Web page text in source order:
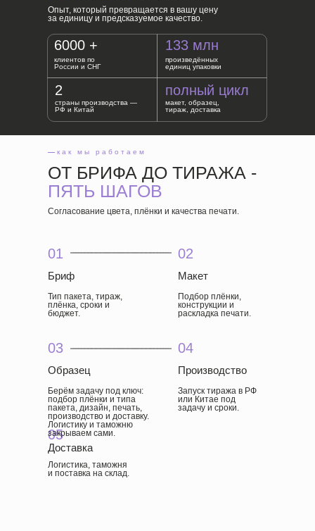
Опыт, который превращается в вашу цену
за единицу и предсказуемое качество.
макет, образец,
тираж, доставка
полный цикл
страны производства —
РФ и Китай
2
133 млн
6000 +
произведённых
единиц упаковки
клиентов по
России и СНГ
Доставка
ОТ БРИФА ДО ТИРАЖА -
ПЯТЬ ШАГОВ
05
Логистика, таможня
и поставка на склад.
Производство
04
Запуск тиража в РФ
или Китае под
задачу и сроки.
Образец
03
Берём задачу под ключ:
подбор плёнки и типа
пакета, дизайн, печать,
производство и доставку.
Логистику и таможню
закрываем сами.
Согласование цвета, плёнки и качества печати.
Макет
02
— как мы работаем
Подбор плёнки,
конструкции и
раскладка печати.
Бриф
01
Тип пакета, тираж,
плёнка, сроки и
бюджет.